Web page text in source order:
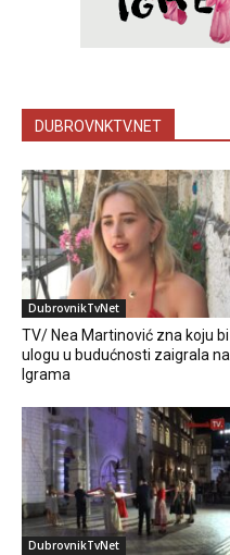
DUBROVNKTV.NET
DubrovnikTvNet
TV/ Nea Martinović zna koju bi
ulogu u budućnosti zaigrala na
Igrama
DubrovnikTvNet